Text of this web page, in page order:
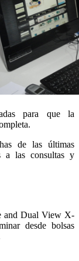
para que la
de las últimas
a las consultas y
and Dual View X-
desde bolsas